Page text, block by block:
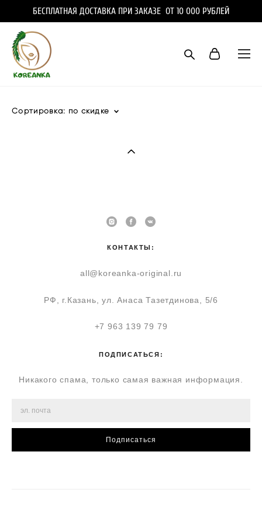
БЕСПЛАТНАЯ ДОСТАВКА ПРИ ЗАКАЗЕ ОТ 10 000 РУБЛЕЙ
Сортировка: по скидке
КОНТАКТЫ:
all@koreanka-original.ru
РФ, г.Казань, ул. Анаса Тазетдинова, 5/6
+7 963 139 79 79
ПОДПИСАТЬСЯ:
Никакого спама, только самая важная информация.
Подписаться